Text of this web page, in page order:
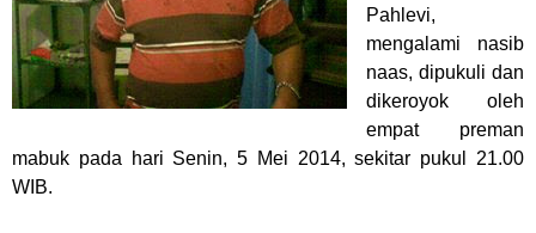
Pahlevi,
mengalami nasib
naas, dipukuli dan
dikeroyok oleh
empat preman
mabuk pada hari Senin, 5 Mei 2014, sekitar pukul 21.00
WIB.